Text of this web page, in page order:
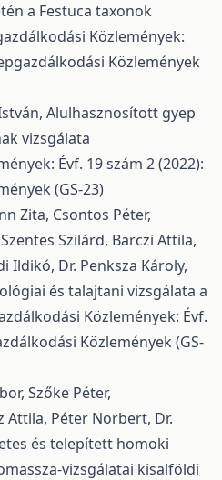
a Festuca taxonok
Közlemények:
Közlemények
Alulhasznosított gyep
vizsgálata
Évf. 19 szám 2 (2022):
(GS-23)
Zita, Csontos Péter,
Szilárd, Barczi Attila,
Ildikó, Dr. Penksza Károly,
és talajtani vizsgálata a
Közlemények: Évf.
Közlemények (GS-
Szőke Péter,
Attila, Péter Norbert, Dr.
és telepített homoki
vizsgálatai kisalföldi